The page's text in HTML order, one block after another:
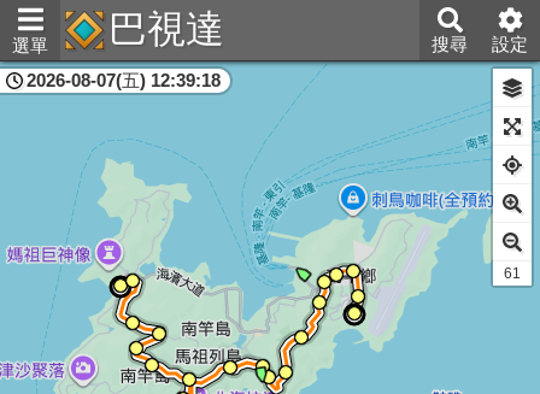
選單 巴視達 搜尋 設定
連江縣
2026-08-07(五) 12:39:18
60